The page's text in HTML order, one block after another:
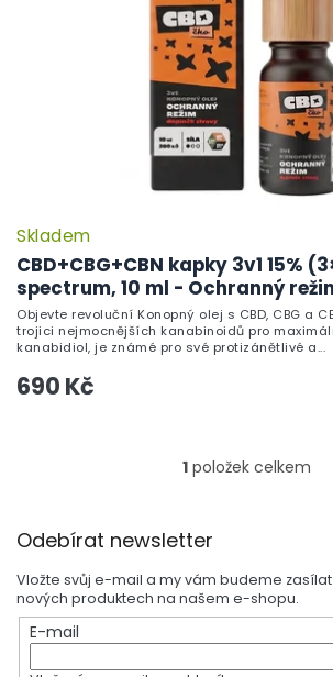
CBD+CBG+CBN kapky 3v1 15%
spectrum, 10 ml - Ochranný
Skladem
690 Kč
Objevte revoluční Konopný olej s CBD, CBG a
trojici nejmocnějších kanabinoidů pro
kanabidiol, je známé pro své protizánětlivé a...
O
a
c
í
p
r
1položek celkem
Odebírat newsletter
Vložte svůj e-mail a my vám budeme
nových produktech na našem e-shopu.
E-mail